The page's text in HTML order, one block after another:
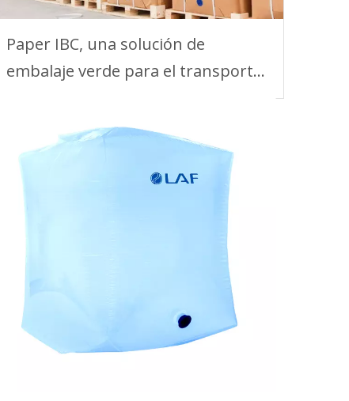
Paper IBC, una solución de
embalaje verde para el transporte